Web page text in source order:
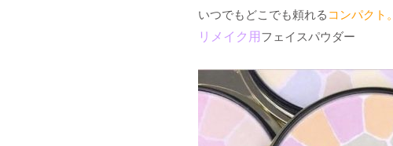
いつでもどこでも頼れる コンパクト。
リメイク用 フェイスパウダー